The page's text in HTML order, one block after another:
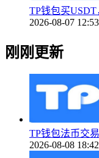
TP钱包买
2026-08-07
刚刚更新
TP钱包法币交
2026-08-08